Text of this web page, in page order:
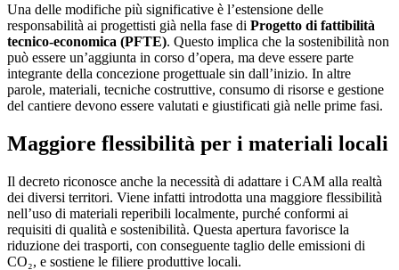
Una delle modifiche più significative è l’estensione delle
responsabilità ai progettisti già nella fase di Progetto di fattibilità
tecnico-economica (PFTE). Questo implica che la sostenibilità non
può essere un’aggiunta in corso d’opera, ma deve essere parte
integrante della concezione progettuale sin dall’inizio. In altre
parole, materiali, tecniche costruttive, consumo di risorse e gestione
del cantiere devono essere valutati e giustificati già nelle prime fasi.
Maggiore flessibilità per i materiali locali
Il decreto riconosce anche la necessità di adattare i CAM alla realtà
dei diversi territori. Viene infatti introdotta una maggiore flessibilità
nell’uso di materiali reperibili localmente, purché conformi ai
requisiti di qualità e sostenibilità. Questa apertura favorisce la
riduzione dei trasporti, con conseguente taglio delle emissioni di
CO₂, e sostiene le filiere produttive locali.